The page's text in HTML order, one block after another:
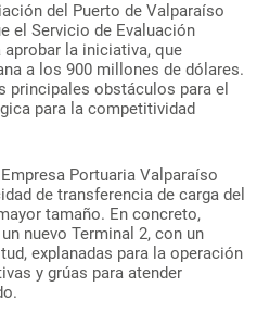
del Puerto de Valparaíso
el Servicio de Evaluación
la iniciativa, que
a los 900 millones de dólares.
principales obstáculos para el
para la competitividad
Portuaria Valparaíso
de transferencia de carga del
tamaño. En concreto,
nuevo Terminal 2, con un
explanadas para la operación
y grúas para atender